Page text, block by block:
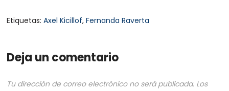
Etiquetas:Axel Kicillof,Fernanda Raverta
Deja un comentario
Tu dirección de correo electrónico no será publicada. Los